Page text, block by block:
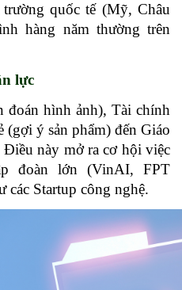
quốc tế (Mỹ, Châu
hàng năm thường trên
lực
hình ảnh), Tài chính
(gợi ý sản phẩm) đến Giáo
này mở ra cơ hội việc
đoàn lớn (VinAI, FPT
các Startup công nghệ.